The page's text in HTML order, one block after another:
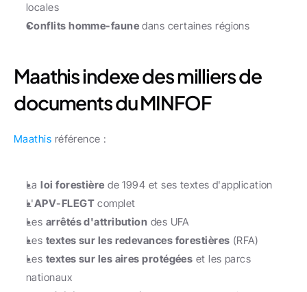
locales
Conflits homme-faune dans certaines régions
Maathis indexe des milliers de
documents du MINFOF
Maathis référence :
La loi forestière de 1994 et ses textes d'application
L'APV-FLEGT complet
Les arrêtés d'attribution des UFA
Les textes sur les redevances forestières (RFA)
Les textes sur les aires protégées et les parcs
nationaux